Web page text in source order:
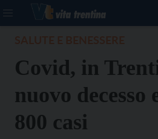
Covid, in
nuovo decesso
800 casi